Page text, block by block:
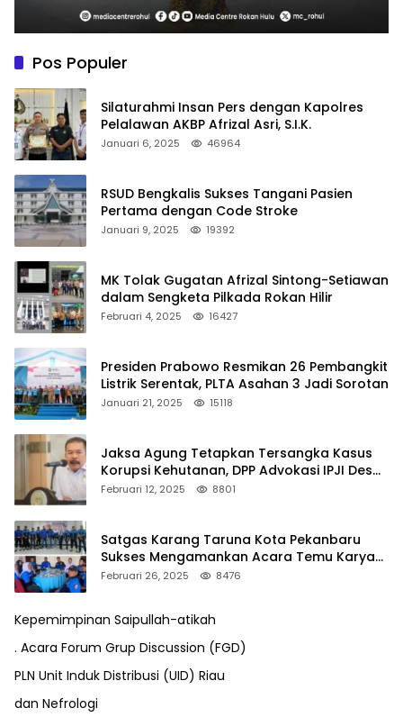
Pos Populer
Silaturahmi Insan Pers dengan Kapolres
Pelalawan AKBP Afrizal Asri, S.I.K.
Januari 6, 2025 46964
RSUD Bengkalis Sukses Tangani Pasien
Pertama dengan Code Stroke
Januari 9, 2025 19392
MK Tolak Gugatan Afrizal Sintong-Setiawan
dalam Sengketa Pilkada Rokan Hilir
Februari 4, 2025 16427
Presiden Prabowo Resmikan 26 Pembangkit
Listrik Serentak, PLTA Asahan 3 Jadi Sorotan
Januari 21, 2025 15118
Jaksa Agung Tetapkan Tersangka Kasus
Korupsi Kehutanan, DPP Advokasi IPJI Desak
Pengusutan Pajak RAPP
Februari 12, 2025 8801
Satgas Karang Taruna Kota Pekanbaru
Sukses Mengamankan Acara Temu Karya
VII Karang Taruna Pekanbaru
Februari 26, 2025 8476
Kepemimpinan Saipullah-atikah
. Acara Forum Grup Discussion (FGD)
PLN Unit Induk Distribusi (UID) Riau
dan Nefrologi